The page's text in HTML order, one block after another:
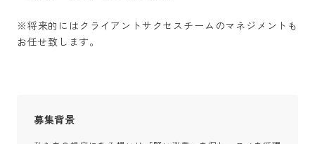
※将来的にはクライアントサクセスチームのマネジメントも
お任せ致します。
募集背景